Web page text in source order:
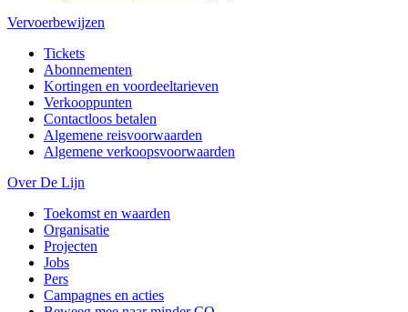
Vervoerbewijzen
Tickets
Abonnementen
Kortingen en voordeeltarieven
Verkooppunten
Contactloos betalen
Algemene reisvoorwaarden
Algemene verkoopsvoorwaarden
Over De Lijn
Toekomst en waarden
Organisatie
Projecten
Jobs
Pers
Campagnes en acties